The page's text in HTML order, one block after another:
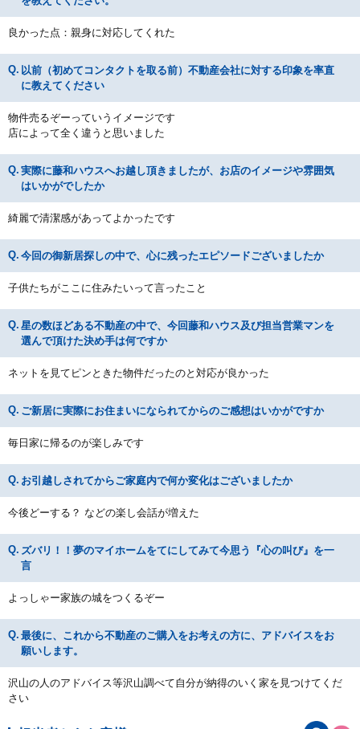
良かった点：親身に対応してくれた
以前（初めてコンタクトを取る前）不動産会社に対する印象を率直
に教えてください
物件売るぞーっていうイメージです
店によって全く違うと思いました
実際に藤和ハウスへお越し頂きましたが、お店のイメージや雰囲気
はいかがでしたか
綺麗で清潔感があってよかったです
今回の御新居探しの中で、心に残ったエピソードございましたか
子供たちがここに住みたいって言ったこと
星の数ほどある不動産の中で、今回藤和ハウス及び担当営業マンを
選んで頂けた決め手は何ですか
ネットを見てピンときた物件だったのと対応が良かった
ご新居に実際にお住まいになられてからのご感想はいかがですか
毎日家に帰るのが楽しみです
お引越しされてからご家庭内で何か変化はございましたか
今後どーする？ などの楽し会話が増えた
ズバリ！！夢のマイホームをてにしてみて今思う『心の叫び』を一
言
よっしゃー家族の城をつくるぞー
最後に、これから不動産のご購入をお考えの方に、アドバイスをお
願いします。
沢山の人のアドバイス等沢山調べて自分が納得のいく家を見つけてくだ
さい